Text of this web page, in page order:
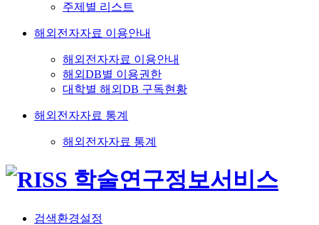
주제별 리스트
해외전자자료 이용안내
해외전자자료 이용안내
해외DB별 이용권한
대학별 해외DB 구독현황
해외전자자료 통계
해외전자자료 통계
검색환경설정